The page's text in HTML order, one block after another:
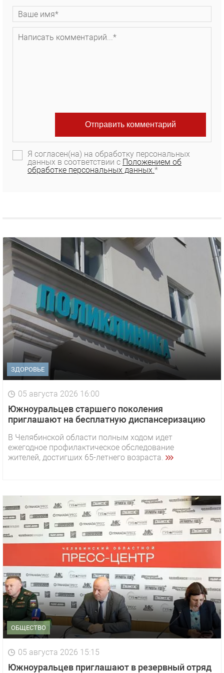
Я согласен(на) на обработку персональных
данных в соответствии с Положением об
обработке персональных данных.*
ЗДОРОВЬЕ
05 августа 2026 16:00
Южноуральцев старшего поколения
приглашают на бесплатную диспансеризацию
В Челябинской области полным ходом идет
ежегодное профилактическое обследование
жителей, достигших 65-летнего возраста.
ОБЩЕСТВО
05 августа 2026 15:15
Южноуральцев приглашают в резервный отряд